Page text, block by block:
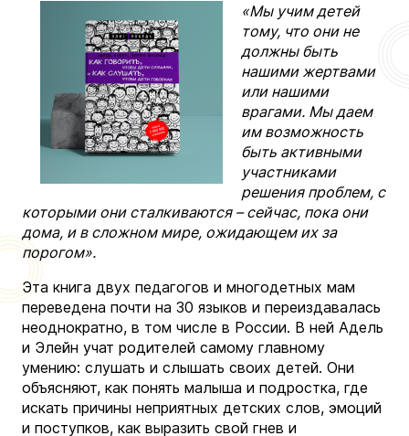
«Мы учим детей
тому, что они не
должны быть
нашими жертвами
или нашими
врагами. Мы даем
им возможность
быть активными
участниками
решения проблем, с
которыми они сталкиваются – сейчас, пока они
дома, и в сложном мире, ожидающем их за
порогом».
Эта книга двух педагогов и многодетных мам
переведена почти на 30 языков и переиздавалась
неоднократно, в том числе в России. В ней Адель
и Элейн учат родителей самому главному
умению: слушать и слышать своих детей. Они
объясняют, как понять малыша и подростка, где
искать причины неприятных детских слов, эмоций
и поступков, как выразить свой гнев и